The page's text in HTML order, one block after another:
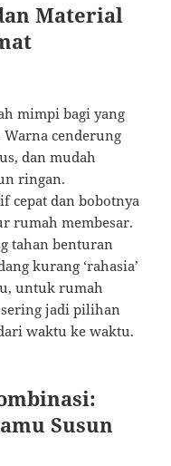
Material
mimpi bagi yang
Warna cenderung
dan mudah
ringan.
cepat dan bobotnya
rumah membesar.
tahan benturan
kurang ‘rahasia’
untuk rumah
jadi pilihan
waktu ke waktu.
Susun